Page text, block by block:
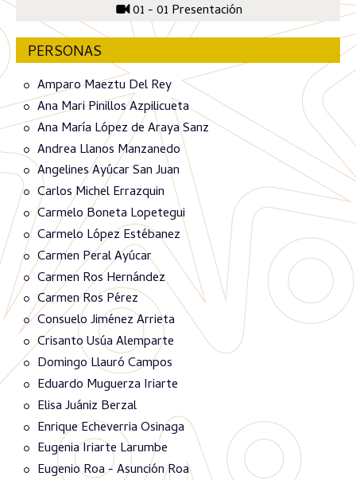
01 - 01 Presentación
PERSONAS
Amparo Maeztu Del Rey
Ana Mari Pinillos Azpilicueta
Ana María López de Araya Sanz
Andrea Llanos Manzanedo
Angelines Ayúcar San Juan
Carlos Michel Errazquin
Carmelo Boneta Lopetegui
Carmelo López Estébanez
Carmen Peral Ayúcar
Carmen Ros Hernández
Carmen Ros Pérez
Consuelo Jiménez Arrieta
Crisanto Usúa Alemparte
Domingo Llauró Campos
Eduardo Muguerza Iriarte
Elisa Juániz Berzal
Enrique Echeverria Osinaga
Eugenia Iriarte Larumbe
Eugenio Roa - Asunción Roa